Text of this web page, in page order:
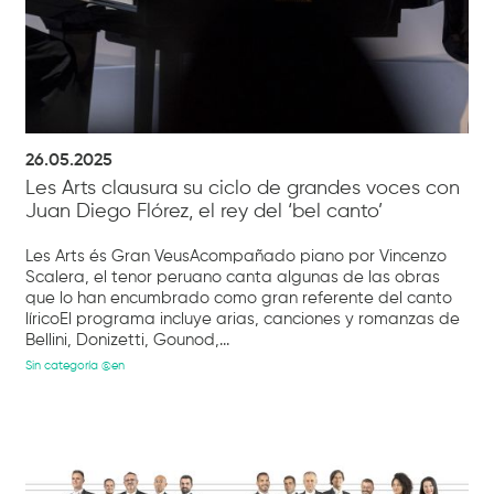
26.05.2025
Les Arts clausura su ciclo de grandes voces con
Juan Diego Flórez, el rey del ‘bel canto’
Les Arts és Gran VeusAcompañado piano por Vincenzo
Scalera, el tenor peruano canta algunas de las obras
que lo han encumbrado como gran referente del canto
líricoEl programa incluye arias, canciones y romanzas de
Bellini, Donizetti, Gounod,...
Sin categoría @en